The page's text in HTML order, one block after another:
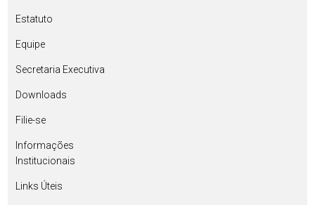
Estatuto
Equipe
Secretaria Executiva
Downloads
Filie-se
Informações
Institucionais
Links Úteis